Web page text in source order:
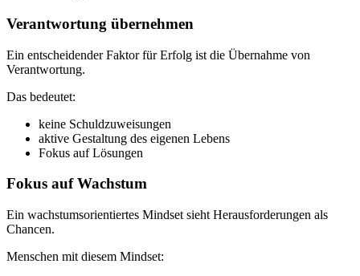
Verantwortung übernehmen
Ein entscheidender Faktor für Erfolg ist die Übernahme von
Verantwortung.
Das bedeutet:
keine Schuldzuweisungen
aktive Gestaltung des eigenen Lebens
Fokus auf Lösungen
Fokus auf Wachstum
Ein wachstumsorientiertes Mindset sieht Herausforderungen als
Chancen.
Menschen mit diesem Mindset: